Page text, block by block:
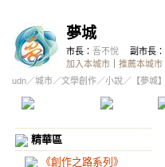
夢城
市長： 吾不悅 副市長：
加入本城市
推薦本城市
udn／城市／文學創作／小說／ 【夢城
精華區
《創作之路系列》